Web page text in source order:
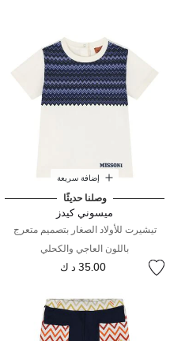
إضافة سريعة
وصلنا حديثًا
ميسوني كيدز
تيشيرت للأولاد الصغار بتصميم متعرج
باللون العاجي والكحلي
35.00 د ك